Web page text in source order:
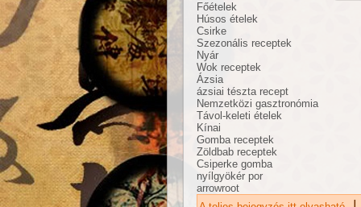
Főételek
Húsos ételek
Csirke
Szezonális receptek
Nyár
Wok receptek
Ázsia
ázsiai tészta recept
Nemzetközi gasztronómia
Távol-keleti ételek
Kínai
Gomba receptek
Zöldbab receptek
Csiperke gomba
nyílgyökér por
arrowroot